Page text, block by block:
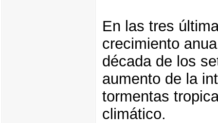
En las tres
crecimiento
década de los
aumento de la
tormentas
climático.